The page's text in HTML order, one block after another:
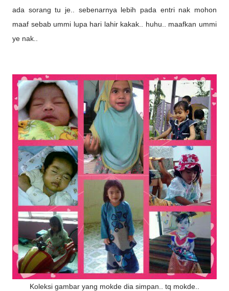
ada sorang tu je.. sebenarnya lebih pada entri nak mohon
maaf sebab ummi lupa hari lahir kakak.. huhu.. maafkan ummi
ye nak..
Koleksi gambar yang mokde dia simpan.. tq mokde..